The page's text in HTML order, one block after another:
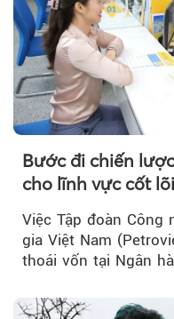
Bước đi chiến
cho lĩnh vực cốt lõi
Việc Tập đoàn Công
gia Việt Nam
thoái vốn tại Ngân